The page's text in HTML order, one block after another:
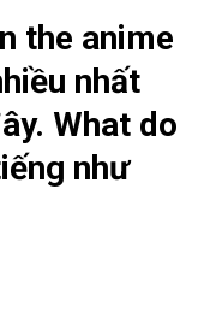
the anime
nhất
What do
như